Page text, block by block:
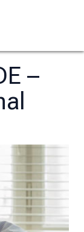
–